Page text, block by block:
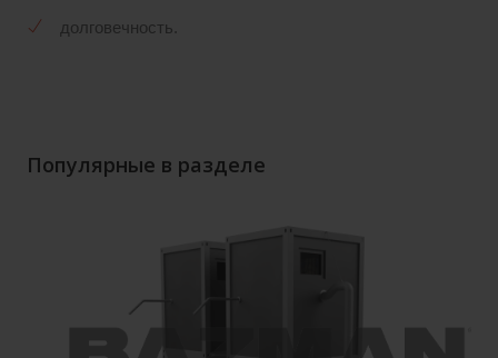
долговечность.
Популярные в разделе